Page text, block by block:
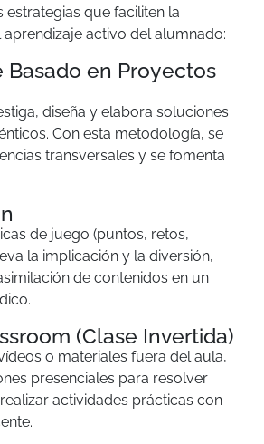
estrategias que faciliten la
activo del alumnado:
Basado en Proyectos
diseña y elabora soluciones
Con esta metodología, se
transversales y se fomenta
de juego (puntos, retos,
la implicación y la diversión,
de contenidos en un
(Clase Invertida)
o materiales fuera del aula,
presenciales para resolver
actividades prácticas con